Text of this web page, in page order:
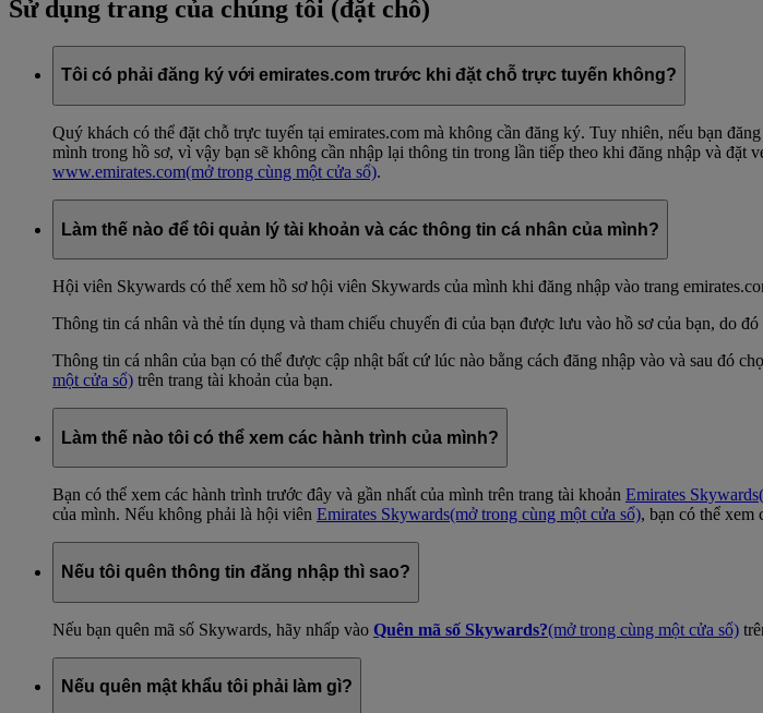
Sử dụng trang của chúng tôi (đặt chỗ)
Tôi có phải đăng ký với emirates.com trước khi đặt chỗ trực tuyến không?
Quý khách có thể đặt chỗ trực tuyến tại emirates.com mà không cần đăng ký. Tuy nhiên, nếu bạn
mình trong hồ sơ, vì vậy bạn sẽ không cần nhập lại thông tin trong lần tiếp theo khi đăng nhập và
www.emirates.com(mở trong cùng một cửa sổ).
Làm thế nào để tôi quản lý tài khoản và các thông tin cá nhân của mình?
Hội viên Skywards có thể xem hồ sơ hội viên Skywards của mình khi đăng nhập vào trang
Thông tin cá nhân và thẻ tín dụng và tham chiếu chuyến đi của bạn được lưu vào hồ sơ của bạn, do
Thông tin cá nhân của bạn có thể được cập nhật bất cứ lúc nào bằng cách đăng nhập vào và sau đó
một cửa sổ) trên trang tài khoản của bạn.
Làm thế nào tôi có thể xem các hành trình của mình?
Bạn có thể xem các hành trình trước đây và gần nhất của mình trên trang tài khoản Emirates Skywards
của mình. Nếu không phải là hội viên Emirates Skywards(mở trong cùng một cửa sổ), bạn có thể xem
Nếu tôi quên thông tin đăng nhập thì sao?
Nếu bạn quên mã số Skywards, hãy nhấp vào Quên mã số Skywards?(mở trong cùng một cửa sổ)
Nếu quên mật khẩu tôi phải làm gì?